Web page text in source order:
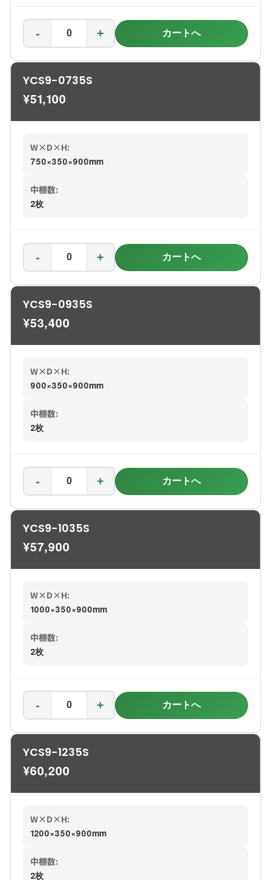
- + カートへ
YCS9-0735S
¥51,100
W×D×H:
750×350×900mm
中棚数:
2枚
- + カートへ
YCS9-0935S
¥53,400
W×D×H:
900×350×900mm
中棚数:
2枚
- + カートへ
YCS9-1035S
¥57,900
W×D×H:
1000×350×900mm
中棚数:
2枚
- + カートへ
YCS9-1235S
¥60,200
W×D×H:
1200×350×900mm
中棚数:
2枚